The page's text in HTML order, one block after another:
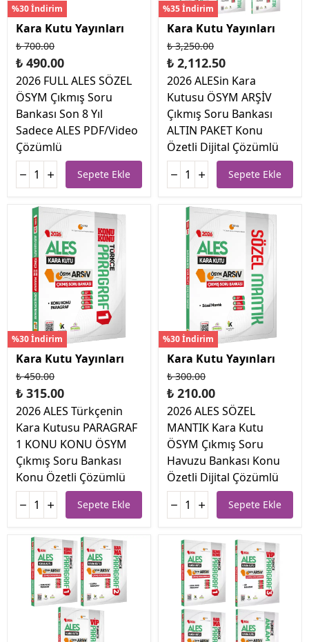
%30 İndirim
Kara Kutu Yayınları
₺ 700.00
₺ 490.00
2026 FULL ALES SÖZEL
ÖSYM Çıkmış Soru
Bankası Son 8 Yıl
Sadece ALES PDF/Video
Çözümlü
Sepete Ekle
%35 İndirim
Kara Kutu Yayınları
₺ 3,250.00
₺ 2,112.50
2026 ALESin Kara
Kutusu ÖSYM ARŞİV
Çıkmış Soru Bankası
ALTIN PAKET Konu
Özetli Dijital Çözümlü
Sepete Ekle
%30 İndirim
Kara Kutu Yayınları
₺ 450.00
₺ 315.00
2026 ALES Türkçenin
Kara Kutusu PARAGRAF
1 KONU KONU ÖSYM
Çıkmış Soru Bankası
Konu Özetli Çözümlü
Sepete Ekle
%30 İndirim
Kara Kutu Yayınları
₺ 300.00
₺ 210.00
2026 ALES SÖZEL
MANTIK Kara Kutu
ÖSYM Çıkmış Soru
Havuzu Bankası Konu
Özetli Dijital Çözümlü
Sepete Ekle